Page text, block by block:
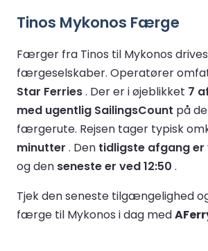
Tinos Mykonos Færge
Færger fra Tinos til Mykonos drives
færgeselskaber. Operatører
Star Ferries. Der er i øjeblikket 7
med ugentlig SailingsCount på
færgerute. Rejsen tager typisk
minutter . Den tidligste afgang er
og den seneste er ved 12:50 .
Tjek den seneste tilgængelighed
færge til Mykonos i dag med